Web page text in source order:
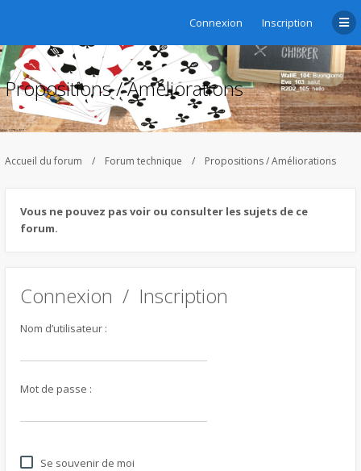
Connexion Inscription
Propositions / Améliorations
Accueil du forum Forum technique Propositions / Améliorations
Vous ne pouvez pas voir ou consulter les sujets de ce
forum.
Connexion / Inscription
Nom d’utilisateur :
Mot de passe :
Se souvenir de moi